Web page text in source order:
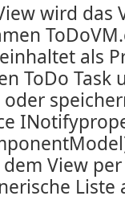
wird das
als
ToDo Task
View
Liste